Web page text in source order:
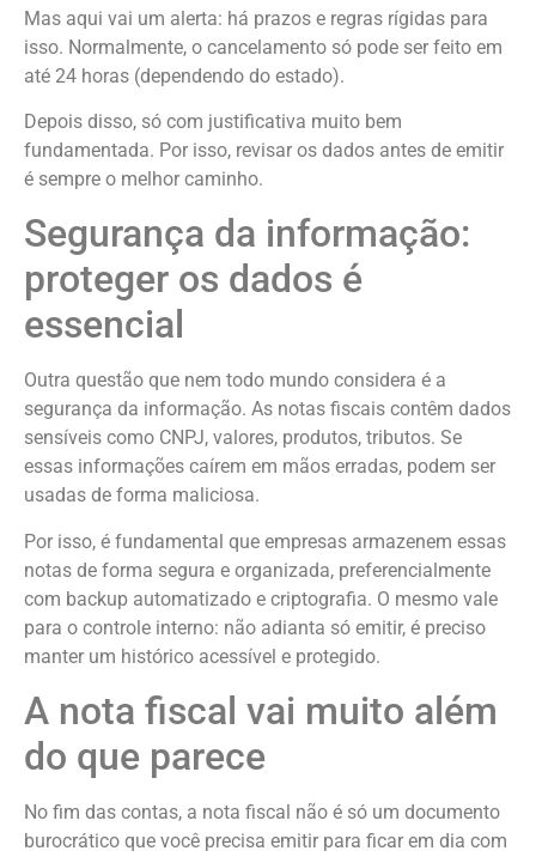
Mas aqui vai um alerta: há prazos e regras rígidas para
isso. Normalmente, o cancelamento só pode ser feito em
até 24 horas (dependendo do estado).
Depois disso, só com justificativa muito bem
fundamentada. Por isso, revisar os dados antes de emitir
é sempre o melhor caminho.
Segurança da informação:
proteger os dados é
essencial
Outra questão que nem todo mundo considera é a
segurança da informação. As notas fiscais contêm dados
sensíveis como CNPJ, valores, produtos, tributos. Se
essas informações caírem em mãos erradas, podem ser
usadas de forma maliciosa.
Por isso, é fundamental que empresas armazenem essas
notas de forma segura e organizada, preferencialmente
com backup automatizado e criptografia. O mesmo vale
para o controle interno: não adianta só emitir, é preciso
manter um histórico acessível e protegido.
A nota fiscal vai muito além
do que parece
No fim das contas, a nota fiscal não é só um documento
burocrático que você precisa emitir para ficar em dia com